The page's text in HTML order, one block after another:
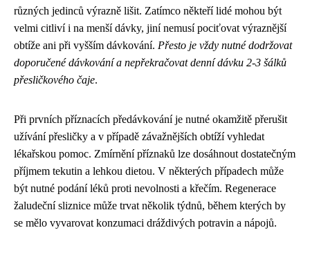
různých jedinců výrazně lišit. Zatímco někteří lidé mohou být
velmi citliví i na menší dávky, jiní nemusí pociťovat výraznější
obtíže ani při vyšším dávkování. Přesto je vždy nutné dodržovat
doporučené dávkování a nepřekračovat denní dávku 2-3 šálků
přesličkového čaje.
Při prvních příznacích předávkování je nutné okamžitě přerušit
užívání přesličky a v případě závažnějších obtíží vyhledat
lékařskou pomoc. Zmírnění příznaků lze dosáhnout dostatečným
příjmem tekutin a lehkou dietou. V některých případech může
být nutné podání léků proti nevolnosti a křečím. Regenerace
žaludeční sliznice může trvat několik týdnů, během kterých by
se mělo vyvarovat konzumaci dráždivých potravin a nápojů.